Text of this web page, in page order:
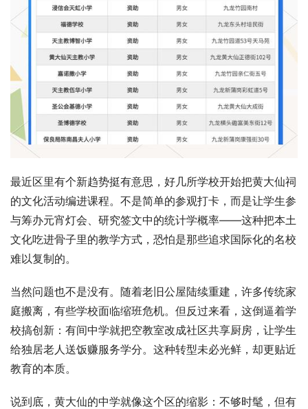
最近区里有个新趋势挺有意思，好几所学校开始把黄大仙祠
的文化活动编进课程。不是简单的参观打卡，而是让学生参
与筹办元宵灯会、研究签文中的统计学概率——这种把本土
文化吃进骨子里的教学方式，恐怕是那些追求国际化的名校
难以复制的。
当然问题也不是没有。随着老旧公屋陆续重建，许多传统家
庭搬离，有些学校面临缩班危机。但反过来看，这倒逼着学
校搞创新：有间中学就把空教室改成社区共享厨房，让学生
给独居老人送饭赚服务学分。这种转型未必光鲜，却更贴近
教育的本质。
说到底，黄大仙的中学就像这个区的缩影：不够时髦，但有